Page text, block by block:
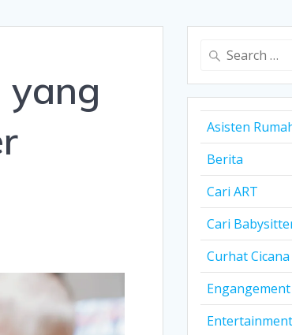
yang
Search
Asisten
Berita
Cari ART
Cari
Curhat Cicana
Engangement
Entertainment